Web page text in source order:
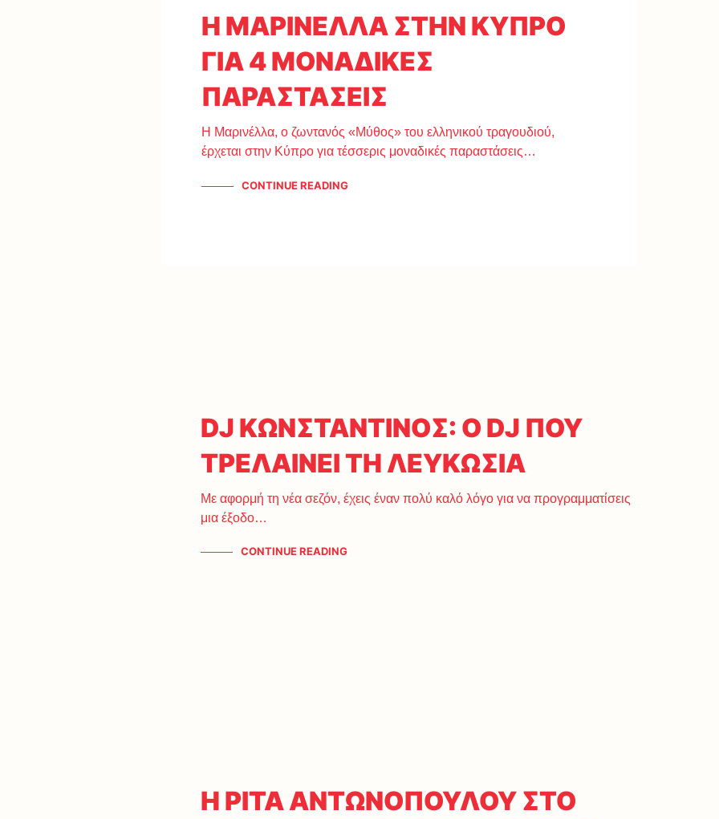
Η ΜΑΡΙΝΕΛΛΑ ΣΤΗΝ ΚΥΠΡΟ
ΓΙΑ 4 ΜΟΝΑΔΙΚΕΣ
ΠΑΡΑΣΤΑΣΕΙΣ
Η Μαρινέλλα, ο ζωντανός «Μύθος» του ελληνικού τραγουδιού,
έρχεται στην Κύπρο για τέσσερις μοναδικές παραστάσεις…
CONTINUE READING
DJ ΚΩΝΣΤΑΝΤΙΝΟΣ: Ο DJ ΠΟΥ
ΤΡΕΛΑΙΝΕΙ ΤΗ ΛΕΥΚΩΣΙΑ
Με αφορμή τη νέα σεζόν, έχεις έναν πολύ καλό λόγο για να προγραμματίσεις
μια έξοδο…
CONTINUE READING
Η ΡΙΤΑ ΑΝΤΩΝΟΠΟΥΛΟΥ ΣΤΟ